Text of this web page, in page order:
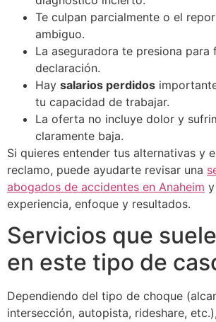
Te culpan parcialmente o el
ambiguo.
La aseguradora te presiona para
declaración.
Hay salarios perdidos
tu capacidad de trabajar.
La oferta no incluye dolor y
claramente baja.
Si quieres entender tus alternativas y
reclamo, puede ayudarte revisar una
abogados de accidentes en Anaheim
experiencia, enfoque y resultados.
Servicios que
en este tipo de
Dependiendo del tipo de choque
intersección, autopista, rideshare,